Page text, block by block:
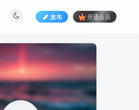
发布 开通会员